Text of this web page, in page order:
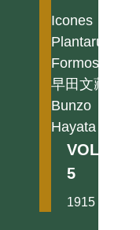
Icones
Plantarum
Formosanarum
早田文藏
Bunzo
Hayata
VOL.
5
1915